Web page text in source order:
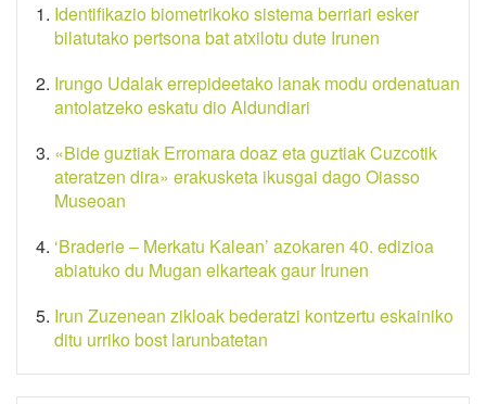
Identifikazio biometrikoko sistema berriari esker
bilatutako pertsona bat atxilotu dute Irunen
Irungo Udalak errepideetako lanak modu ordenatuan
antolatzeko eskatu dio Aldundiari
«Bide guztiak Erromara doaz eta guztiak Cuzcotik
ateratzen dira» erakusketa ikusgai dago Oiasso
Museoan
‘Braderie – Merkatu Kalean’ azokaren 40. edizioa
abiatuko du Mugan elkarteak gaur Irunen
Irun Zuzenean zikloak bederatzi kontzertu eskainiko
ditu urriko bost larunbatetan